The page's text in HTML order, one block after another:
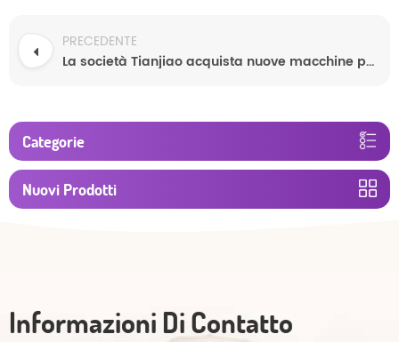
PRECEDENTE
La società Tianjiao acquista nuove macchine per la produzione di pannolini
Categorie
Nuovi Prodotti
Informazioni Di Contatto